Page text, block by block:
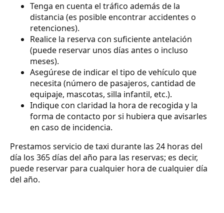
Tenga en cuenta el tráfico además de la
distancia (es posible encontrar accidentes o
retenciones).
Realice la reserva con suficiente antelación
(puede reservar unos días antes o incluso
meses).
Asegúrese de indicar el tipo de vehículo que
necesita (número de pasajeros, cantidad de
equipaje, mascotas, silla infantil, etc.).
Indique con claridad la hora de recogida y la
forma de contacto por si hubiera que avisarles
en caso de incidencia.
Prestamos servicio de taxi durante las 24 horas del
día los 365 días del año para las reservas; es decir,
puede reservar para cualquier hora de cualquier día
del año.